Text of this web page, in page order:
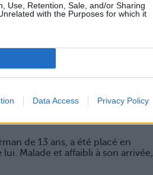
Use, Retention, Sale, and/or Sharing
with the Purposes for which it
Data Access Privacy Policy
de 13 ans, a été placé en
Malade et affaibli à son arrivée,